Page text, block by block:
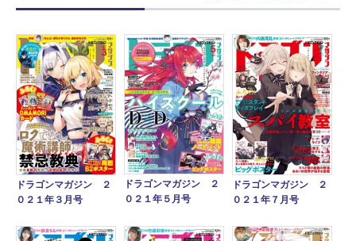
ドラゴンマガジン ２
０２１年３月号
ドラゴンマガジン ２
０２１年５月号
ドラゴンマガジン ２
０２１年７月号